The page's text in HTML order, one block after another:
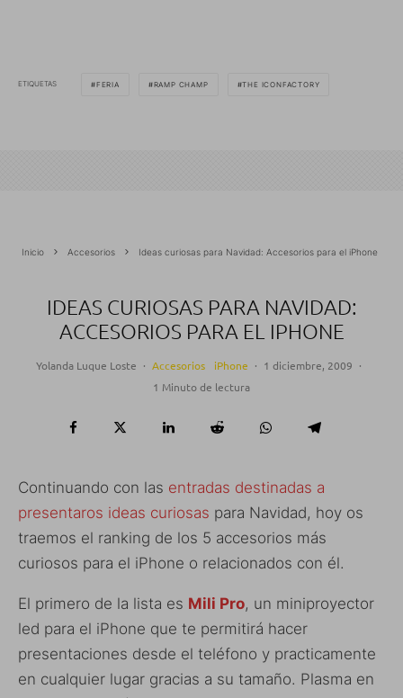
ETIQUETAS FERIA RAMP CHAMP THE ICONFACTORY
Inicio Accesorios Ideas curiosas para Navidad: Accesorios para el iPhone
IDEAS CURIOSAS PARA NAVIDAD:
ACCESORIOS PARA EL IPHONE
Yolanda Luque Loste · Accesorios iPhone · 1 diciembre, 2009 ·
1 Minuto de lectura
Continuando con las entradas destinadas a
presentaros ideas curiosas para Navidad, hoy os
traemos el ranking de los 5 accesorios más
curiosos para el iPhone o relacionados con él.
El primero de la lista es Mili Pro, un miniproyector
led para el iPhone que te permitirá hacer
presentaciones desde el teléfono y practicamente
en cualquier lugar gracias a su tamaño. Plasma en